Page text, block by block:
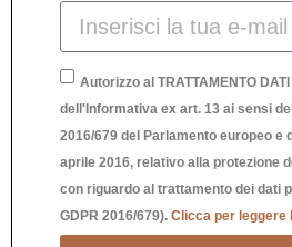
PIATTINO
Autorizzo al TRATTAMENTO
dell'Informativa ex art. 13 ai sensi
2016/679 del Parlamento europeo e
aprile 2016, relativo alla protezione
con riguardo al trattamento dei dati
GDPR 2016/679). Clicca per leggere